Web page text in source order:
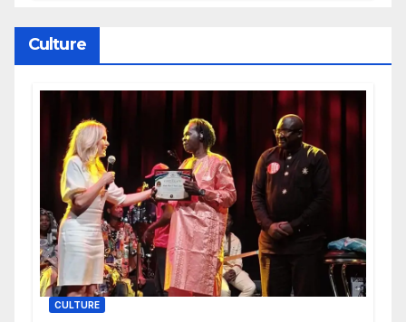
Culture
CULTURE